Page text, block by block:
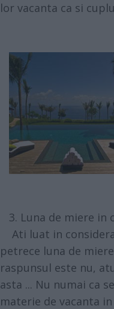
lor vacanta ca si
3. Luna de miere in
Ati luat in
petrece luna de
raspunsul este nu,
asta ... Nu numai ca
materie de vacanta